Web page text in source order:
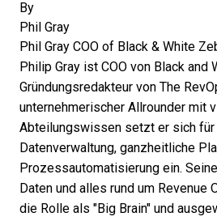
By
Phil Gray
Phil Gray COO of Black & White
Philip Gray ist COO von Black and
Gründungsredakteur von The
unternehmerischer Allrounder mit
Abteilungswissen setzt er sich für
Datenverwaltung, ganzheitliche
Prozessautomatisierung ein.
Daten und alles rund um Revenue
die Rolle als "Big Brain" und